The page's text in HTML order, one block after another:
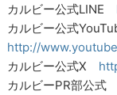
カルビー公式LINE
カルビー公式
http://
カルビー公式X
カルビーPR部公式